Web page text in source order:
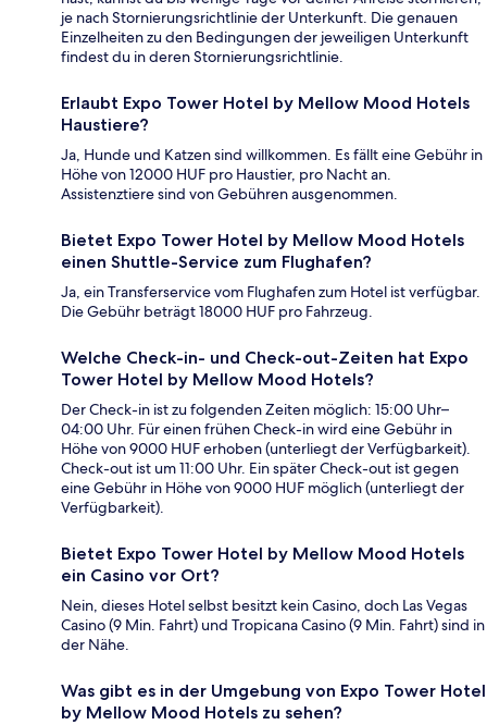
je nach Stornierungsrichtlinie der Unterkunft. Die genauen
Einzelheiten zu den Bedingungen der jeweiligen Unterkunft
findest du in deren Stornierungsrichtlinie.
Erlaubt Expo Tower Hotel by Mellow Mood Hotels
Haustiere?
Ja, Hunde und Katzen sind willkommen. Es fällt eine Gebühr in
Höhe von 12000 HUF pro Haustier, pro Nacht an.
Assistenztiere sind von Gebühren ausgenommen.
Bietet Expo Tower Hotel by Mellow Mood Hotels
einen Shuttle-Service zum Flughafen?
Ja, ein Transferservice vom Flughafen zum Hotel ist verfügbar.
Die Gebühr beträgt 18000 HUF pro Fahrzeug.
Welche Check-in- und Check-out-Zeiten hat Expo
Tower Hotel by Mellow Mood Hotels?
Der Check-in ist zu folgenden Zeiten möglich: 15:00 Uhr–
04:00 Uhr. Für einen frühen Check-in wird eine Gebühr in
Höhe von 9000 HUF erhoben (unterliegt der Verfügbarkeit).
Check-out ist um 11:00 Uhr. Ein später Check-out ist gegen
eine Gebühr in Höhe von 9000 HUF möglich (unterliegt der
Verfügbarkeit).
Bietet Expo Tower Hotel by Mellow Mood Hotels
ein Casino vor Ort?
Nein, dieses Hotel selbst besitzt kein Casino, doch Las Vegas
Casino (9 Min. Fahrt) und Tropicana Casino (9 Min. Fahrt) sind in
der Nähe.
Was gibt es in der Umgebung von Expo Tower Hotel
by Mellow Mood Hotels zu sehen?